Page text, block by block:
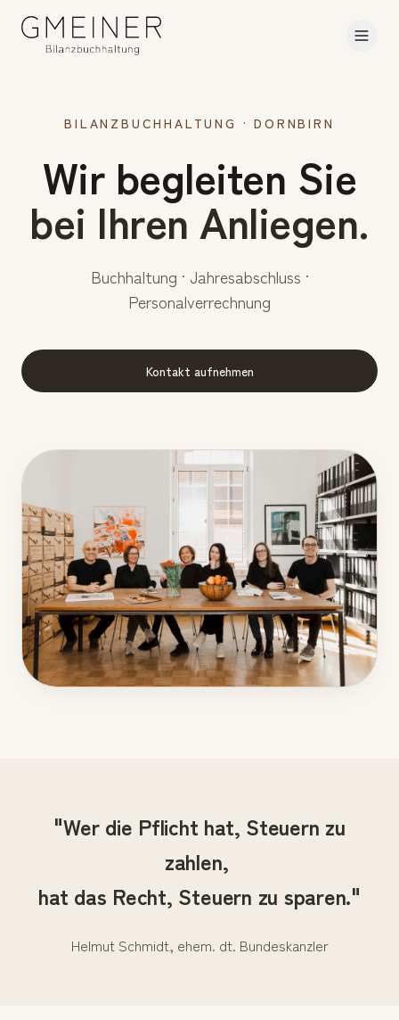
BILANZBUCHHALTUNG · DORNBIRN
Wir begleiten Sie
bei Ihren Anliegen.
Buchhaltung · Jahresabschluss ·
Personalverrechnung
Kontakt aufnehmen
"Wer die Pflicht hat, Steuern zu
zahlen,
hat das Recht, Steuern zu sparen."
Helmut Schmidt, ehem. dt. Bundeskanzler